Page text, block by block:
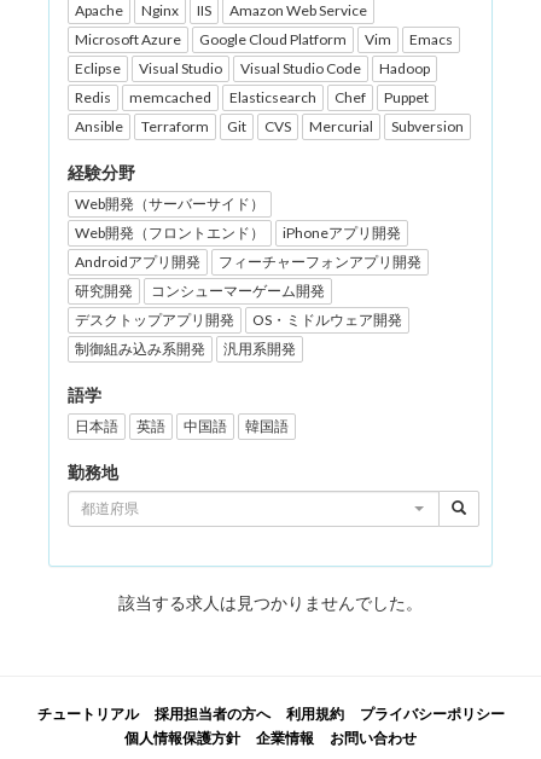
Apache
Nginx IIS
Amazon Web Service
Microsoft Azure
Google Cloud Platform Vim
Emacs
Eclipse
Visual Studio Visual Studio Code
Hadoop
Redis
memcached Elasticsearch Chef
Puppet
Ansible
Terraform Git CVS Mercurial Subversion
経験分野
Web開発（サーバーサイド）
Web開発（フロントエンド）
iPhoneアプリ開発
Androidアプリ開発
フィーチャーフォンアプリ開発
研究開発
コンシューマーゲーム開発
デスクトップアプリ開発
OS・ミドルウェア開発
制御組み込み系開発
汎用系開発
語学
日本語 英語 中国語 韓国語
勤務地
都道府県
該当する求人は見つかりませんでした。
チュートリアル 採用担当者の方へ 利用規約
プライバシーポリシー
個人情報保護方針
企業情報 お問い合わせ